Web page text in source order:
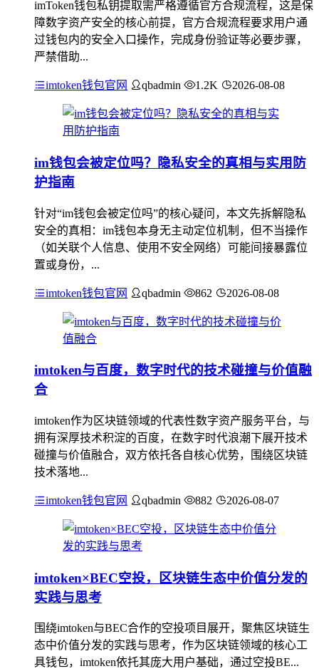
imToken钱包私钥提取需严格遵循官方合规流程，这是保
障数字资产安全的核心前提，官方合规流程要求用户通
过钱包内的安全入口操作，完成身份验证等必要步骤，
严禁借助...
imtoken钱包官网 qbadmin 1.2K 2026-08-08
im钱包会被定位吗？隐私安全的真相与实用防
护指南
针对“im钱包会被定位吗”的核心疑问，本文先拆解隐私
安全的真相：im钱包本身无主动定位机制，但不当操作
（如关联个人信息、使用不安全网络）可能间接暴露位
置或身份，...
imtoken钱包官网 qbadmin 862 2026-08-08
imtoken与百度，数字时代的技术碰撞与价值融
合
imtoken作为区块链领域的代表性数字资产服务平台，与
拥有深厚技术积淀的百度，在数字时代浪潮下展开技术
碰撞与价值融合，双方依托各自核心优势，围绕区块链
技术落地...
imtoken钱包官网 qbadmin 882 2026-08-07
imtoken×BEC空投，区块链生态中价值分发的
实践与思考
围绕imtoken与BEC合作的空投项目展开，聚焦区块链生
态中价值分发的实践与思考，作为区块链领域的核心工
具钱包，imtoken依托其庞大用户基础，通过空投BE...